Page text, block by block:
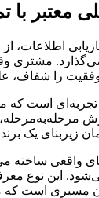
با
اطلاعات،
مشتری
موفقیت را
تجربه‌ای است
زیربنای یک
واقعی ساخته
این نوع
مسیری است